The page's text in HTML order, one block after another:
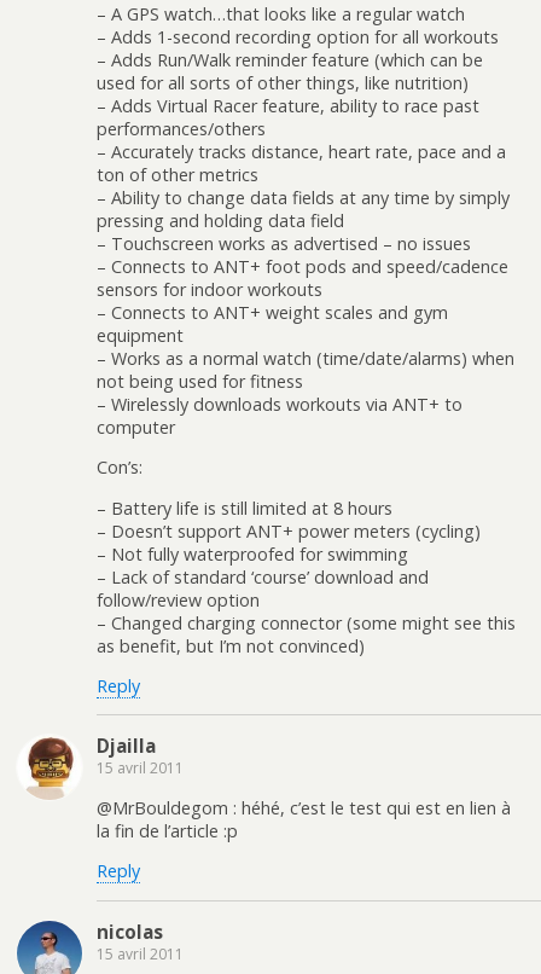
– A GPS watch…that looks like a regular watch
– Adds 1-second recording option for all workouts
– Adds Run/Walk reminder feature (which can be
used for all sorts of other things, like nutrition)
– Adds Virtual Racer feature, ability to race past
performances/others
– Accurately tracks distance, heart rate, pace and a
ton of other metrics
– Ability to change data fields at any time by simply
pressing and holding data field
– Touchscreen works as advertised – no issues
– Connects to ANT+ foot pods and speed/cadence
sensors for indoor workouts
– Connects to ANT+ weight scales and gym
equipment
– Works as a normal watch (time/date/alarms) when
not being used for fitness
– Wirelessly downloads workouts via ANT+ to
computer
Con’s:
– Battery life is still limited at 8 hours
– Doesn’t support ANT+ power meters (cycling)
– Not fully waterproofed for swimming
– Lack of standard ‘course’ download and
follow/review option
– Changed charging connector (some might see this
as benefit, but I’m not convinced)
Reply
Djailla
15 avril 2011
@MrBouldegom : héhé, c’est le test qui est en lien à
la fin de l’article :p
Reply
nicolas
15 avril 2011